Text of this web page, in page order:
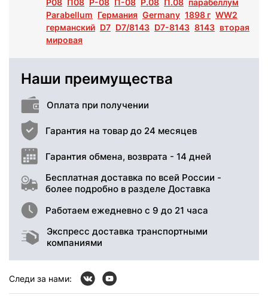
P08 П08 P-08 П-08 P.08 П.08 парабеллум
Parabellum Германия Germany 1898 г WW2
германский D7 D7/8143 D7-8143 8143 вторая
мировая
Наши преимущества
Оплата при получении
Гарантия на товар до 24 месяцев
Гарантия обмена, возврата - 14 дней
Бесплатная доставка по всей России -
более подробно в разделе Доставка
Работаем ежедневно с 9 до 21 часа
Экспресс доставка транспортными
компаниями
Следи за нами: